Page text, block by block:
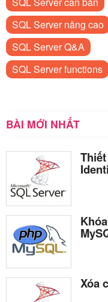
SQL Server nâng cao
SQL Server Q&A
SQL Server functions
BÀI MỚI NHẤT
Xóa